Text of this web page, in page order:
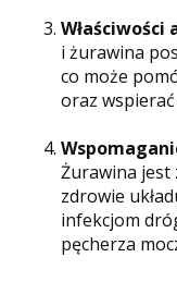
i żurawina
co może
oraz
Żurawina jest
zdrowie
infekcjom
pęcherza